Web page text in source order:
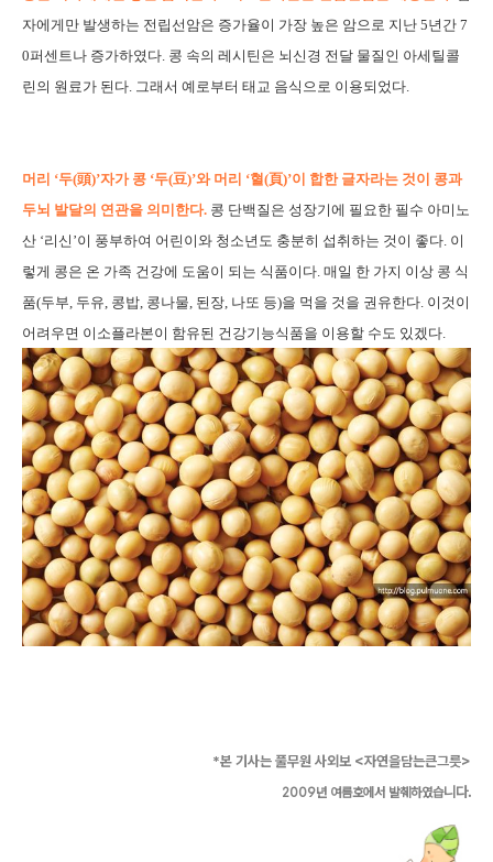
자에게만 발생하는 전립선암은 증가율이 가장 높은 암으로 지난 5년간 7
0퍼센트나 증가하였다. 콩 속의 레시틴은 뇌신경 전달 물질인 아세틸콜
린의 원료가 된다. 그래서 예로부터 태교 음식으로 이용되었다.
머리 ‘두(頭)’자가 콩 ‘두(豆)’와 머리 ‘혈(頁)’이 합한 글자라는 것이 콩과
두뇌 발달의 연관을 의미한다. 콩 단백질은 성장기에 필요한 필수 아미노
산 ‘리신’이 풍부하여 어린이와 청소년도 충분히 섭취하는 것이 좋다. 이
렇게 콩은 온 가족 건강에 도움이 되는 식품이다. 매일 한 가지 이상 콩 식
품(두부, 두유, 콩밥, 콩나물, 된장, 나또 등)을 먹을 것을 권유한다. 이것이
어려우면 이소플라본이 함유된 건강기능식품을 이용할 수도 있겠다.
*본 기사는 풀무원 사외보 <자연을담는큰그릇>
2009년 여름호에서 발췌하였습니다.